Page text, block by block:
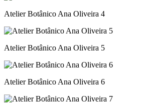
Atelier Botânico Ana Oliveira 4
Atelier Botânico Ana Oliveira 5
Atelier Botânico Ana Oliveira 6